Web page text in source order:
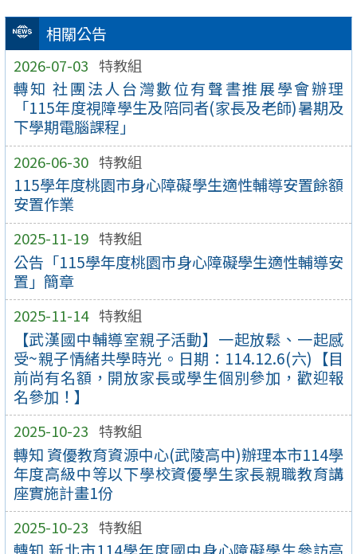
相關公告
2026-07-03 特教組
轉知 社團法人台灣數位有聲書推展學會辦理
「115年度視障學生及陪同者(家長及老師)暑期及
下學期電腦課程」
2026-06-30 特教組
115學年度桃園市身心障礙學生適性輔導安置餘額
安置作業
2025-11-19 特教組
公告「115學年度桃園市身心障礙學生適性輔導安
置」簡章
2025-11-14 特教組
【武漢國中輔導室親子活動】一起放鬆、一起感
受~親子情緒共學時光。日期：114.12.6(六)【目
前尚有名額，開放家長或學生個別參加，歡迎報
名參加！】
2025-10-23 特教組
轉知 資優教育資源中心(武陵高中)辦理本市114學
年度高級中等以下學校資優學生家長親職教育講
座實施計畫1份
2025-10-23 特教組